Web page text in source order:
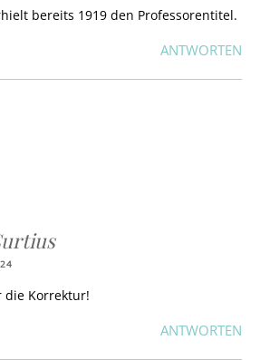
bereits 1919 den Professorentitel.
ANTWORTEN
die Korrektur!
ANTWORTEN